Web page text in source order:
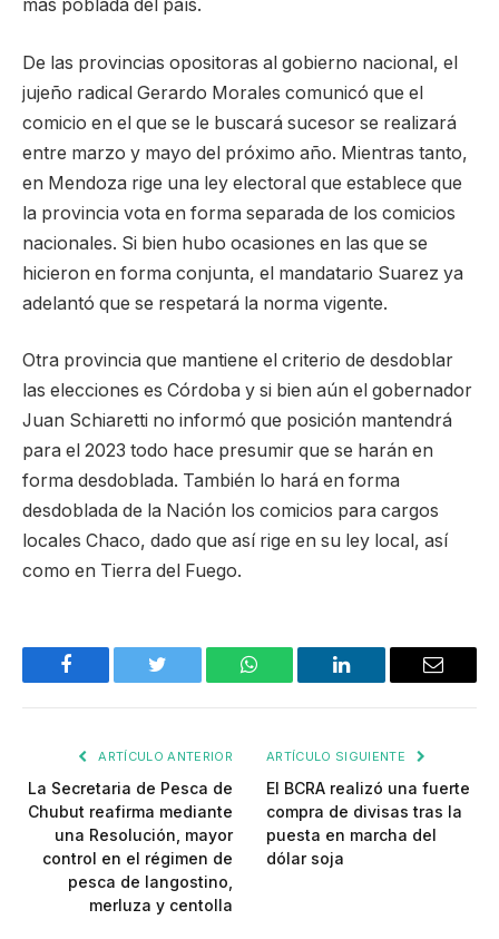
más poblada del país.
De las provincias opositoras al gobierno nacional, el
jujeño radical Gerardo Morales comunicó que el
comicio en el que se le buscará sucesor se realizará
entre marzo y mayo del próximo año. Mientras tanto,
en Mendoza rige una ley electoral que establece que
la provincia vota en forma separada de los comicios
nacionales. Si bien hubo ocasiones en las que se
hicieron en forma conjunta, el mandatario Suarez ya
adelantó que se respetará la norma vigente.
Otra provincia que mantiene el criterio de desdoblar
las elecciones es Córdoba y si bien aún el gobernador
Juan Schiaretti no informó que posición mantendrá
para el 2023 todo hace presumir que se harán en
forma desdoblada. También lo hará en forma
desdoblada de la Nación los comicios para cargos
locales Chaco, dado que así rige en su ley local, así
como en Tierra del Fuego.
Facebook Twitter WhatsApp LinkedIn Email
ARTÍCULO ANTERIOR
La Secretaria de Pesca de
Chubut reafirma mediante
una Resolución, mayor
control en el régimen de
pesca de langostino,
merluza y centolla
ARTÍCULO SIGUIENTE
El BCRA realizó una fuerte
compra de divisas tras la
puesta en marcha del
dólar soja